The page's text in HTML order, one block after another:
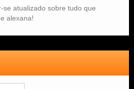
se atualizado sobre tudo que
alexana!